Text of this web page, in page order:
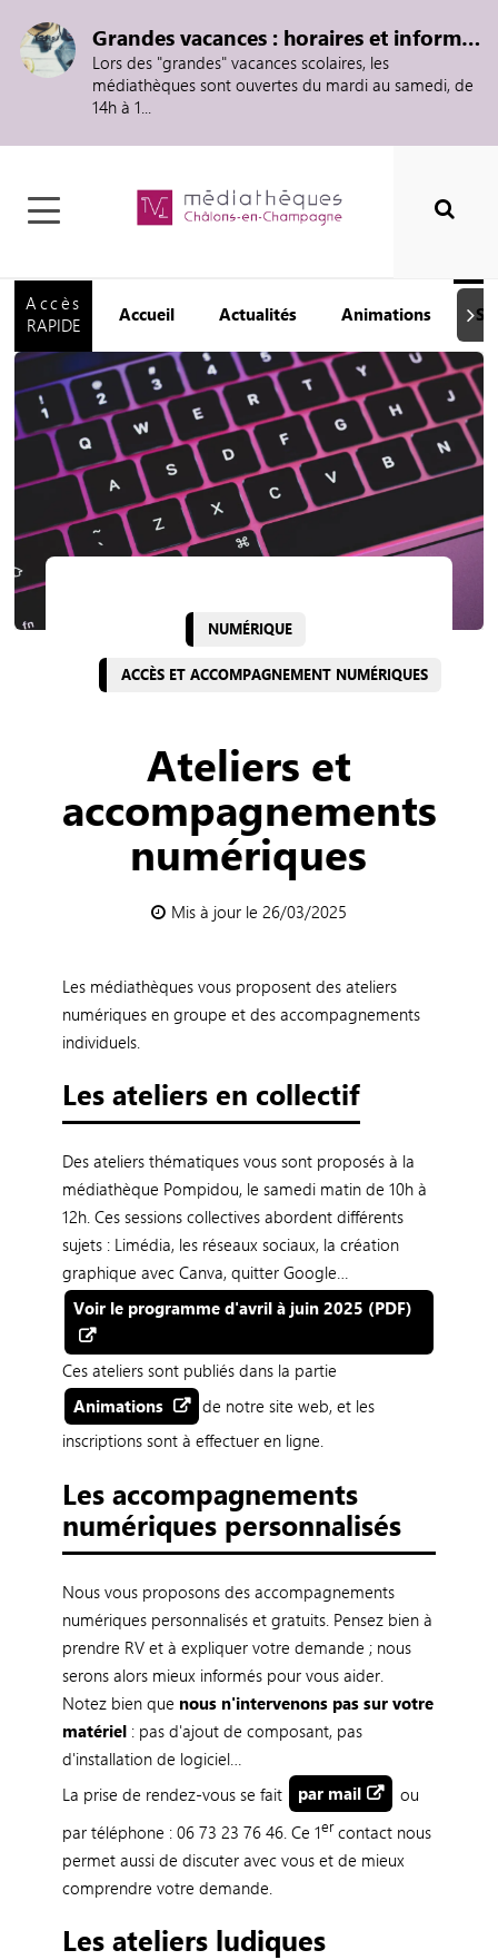
Grandes vacances : horaires et informations
Lors des "grandes" vacances scolaires, les
médiathèques sont ouvertes du mardi au samedi, de
14h à 1...
Accès
RAPIDE
Accueil Actualités Animations
NUMÉRIQUE
ACCÈS ET ACCOMPAGNEMENT NUMÉRIQUES
Ateliers et
accompagnements
numériques
Mis à jour le 26/03/2025
Les médiathèques vous proposent des ateliers
numériques en groupe et des accompagnements
individuels.
Les ateliers en collectif
Des ateliers thématiques vous sont proposés à la
médiathèque Pompidou, le samedi matin de 10h à
12h. Ces sessions collectives abordent différents
sujets : Limédia, les réseaux sociaux, la création
graphique avec Canva, quitter Google…
Voir le programme d'avril à juin 2025 (PDF)
Ces ateliers sont publiés dans la partie
Animations
de notre site web, et les
inscriptions sont à effectuer en ligne.
Les accompagnements
numériques personnalisés
Nous vous proposons des accompagnements
numériques personnalisés et gratuits. Pensez bien à
prendre RV et à expliquer votre demande ; nous
serons alors mieux informés pour vous aider.
Notez bien que nous n'intervenons pas sur votre
matériel: pas d'ajout de composant, pas
d'installation de logiciel…
La prise de rendez-vous se fait
par mail
ou
par téléphone : 06 73 23 76 46. Ce 1ercontact nous
permet aussi de discuter avec vous et de mieux
comprendre votre demande.
Les ateliers ludiques